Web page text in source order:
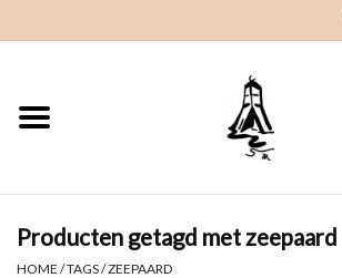
Home
Kleding
Producten getagd met zeepaard
HOME /TAGS/ZEEPAARD